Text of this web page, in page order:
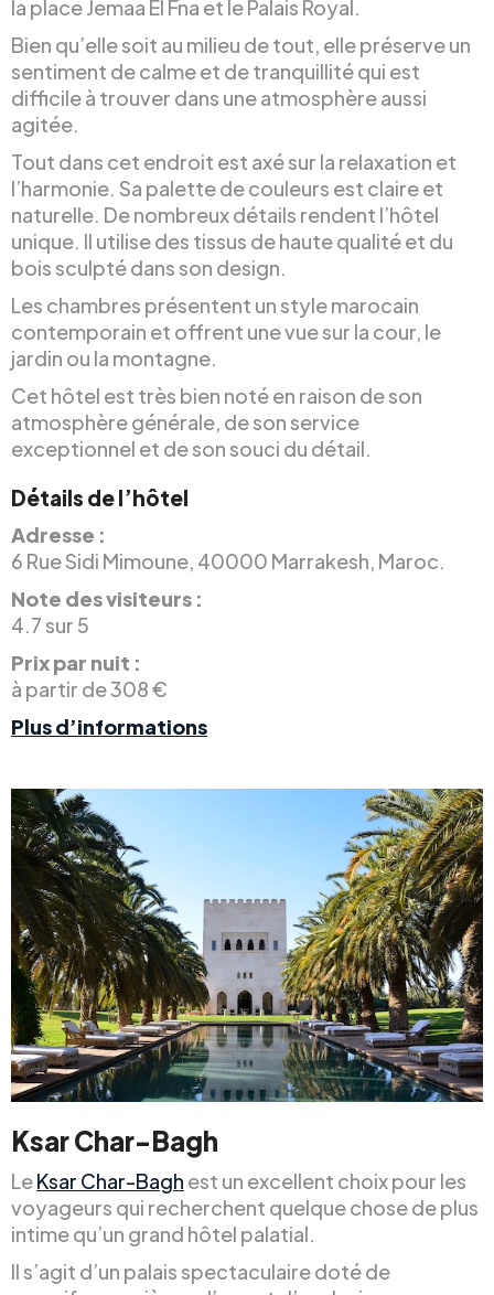
la place Jemaa El Fna et le Palais Royal.
Bien qu’elle soit au milieu de tout, elle préserve un
sentiment de calme et de tranquillité qui est
difficile à trouver dans une atmosphère aussi
agitée.
Tout dans cet endroit est axé sur la relaxation et
l’harmonie. Sa palette de couleurs est claire et
naturelle. De nombreux détails rendent l’hôtel
unique. Il utilise des tissus de haute qualité et du
bois sculpté dans son design.
Les chambres présentent un style marocain
contemporain et offrent une vue sur la cour, le
jardin ou la montagne.
Cet hôtel est très bien noté en raison de son
atmosphère générale, de son service
exceptionnel et de son souci du détail.
Détails de l’hôtel
Adresse :
6 Rue Sidi Mimoune, 40000 Marrakesh, Maroc.
Note des visiteurs :
4.7 sur 5
Prix par nuit :
à partir de 308 €
Plus d’informations
Ksar Char-Bagh
LeKsar Char-Bagh est un excellent choix pour les
voyageurs qui recherchent quelque chose de plus
intime qu’un grand hôtel palatial.
Il s’agit d’un palais spectaculaire doté de